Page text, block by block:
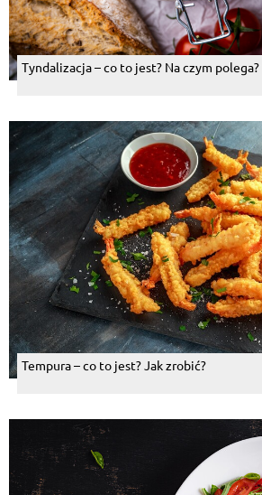
Tyndalizacja – co to jest? Na czym polega?
Tempura – co to jest? Jak zrobić?